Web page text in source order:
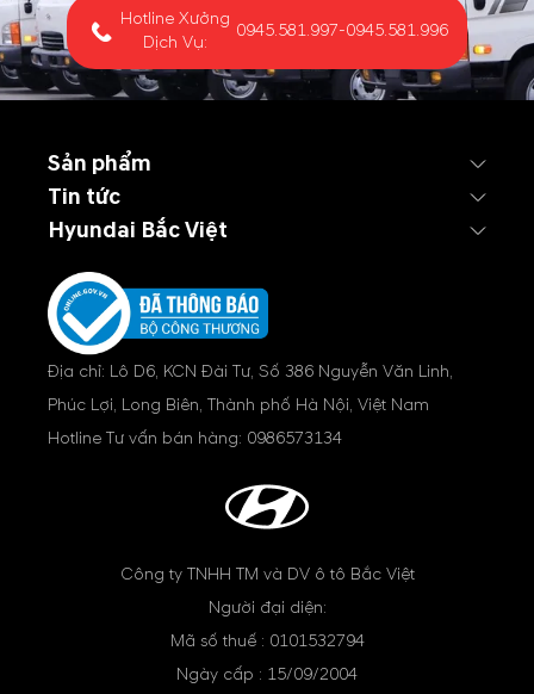
Hotline Xưởng
Dịch Vụ:
0945.581.997-0945.581.996
Sản phẩm
Tin tức
Hyundai Bắc Việt
Địa chỉ: Lô D6, KCN Đài Tư, Số 386 Nguyễn Văn Linh,
Phúc Lợi, Long Biên, Thành phố Hà Nội, Việt Nam
Hotline Tư vấn bán hàng: 0986573134
Công ty TNHH TM và DV ô tô Bắc Việt
Người đại diện:
Mã số thuế : 0101532794
Ngày cấp : 15/09/2004